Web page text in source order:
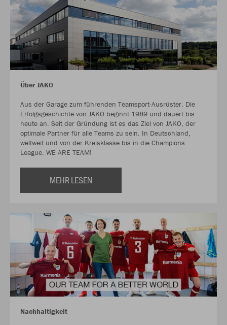
Über JAKO
Aus der Garage zum führenden Teamsport-Ausrüster. Die
Erfolgsgeschichte von JAKO beginnt 1989 und dauert bis
heute an. Seit der Gründung ist es das Ziel von JAKO, der
optimale Partner für alle Teams zu sein. In Deutschland,
weltweit und von der Kreisklasse bis in die Champions
League. WE ARE TEAM!
MEHR LESEN
Nachhaltigkeit